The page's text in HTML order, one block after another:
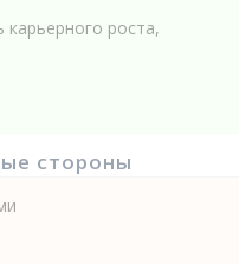
роста,
стороны